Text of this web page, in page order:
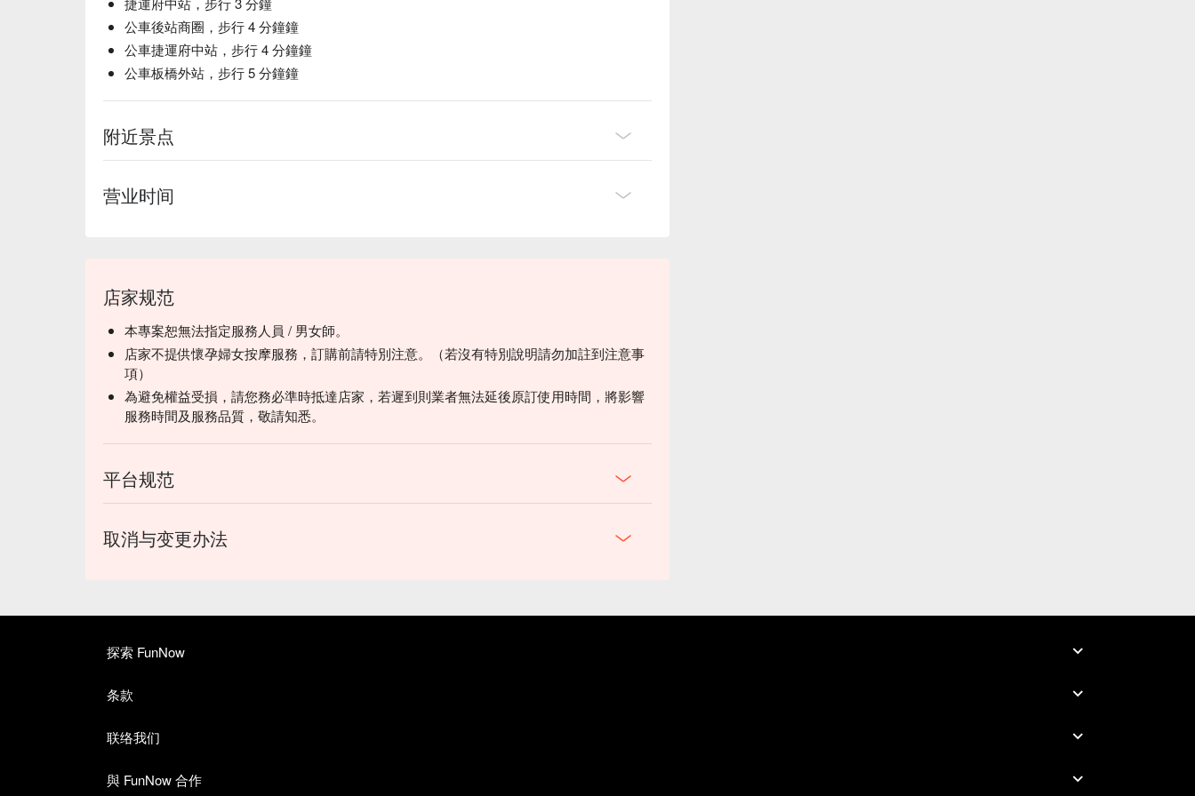
公車後站商圈，步行 4 分鐘鐘
公車捷運府中站，步行 4 分鐘鐘
公車板橋外站，步行 5 分鐘鐘
附近景点
营业时间
店家规范
本專案恕無法指定服務人員 / 男女師。
店家不提供懷孕婦女按摩服務，訂購前請特別注意。（若沒有特別說明請勿加註到注意事
項）
為避免權益受損，請您務必準時抵達店家，若遲到則業者無法延後原訂使用時間，將影響
服務時間及服務品質，敬請知悉。
平台规范
取消与变更办法
探索 FunNow
条款
联络我们
與 FunNow 合作